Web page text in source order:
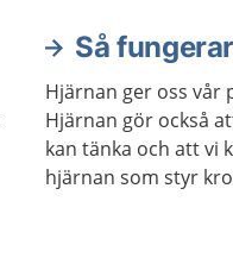
Så
Hjärnan ger oss vår
Hjärnan gör också
kan tänka och att vi
hjärnan som styr